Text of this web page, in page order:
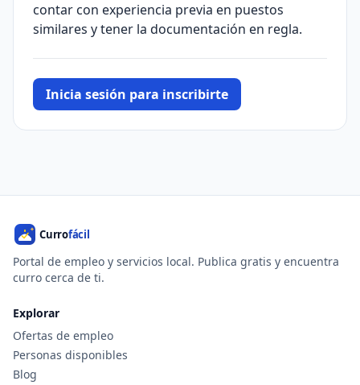
contar con experiencia previa en puestos
similares y tener la documentación en regla.
Inicia sesión para inscribirte
Portal de empleo y servicios local. Publica gratis y encuentra
curro cerca de ti.
Explorar
Ofertas de empleo
Personas disponibles
Blog